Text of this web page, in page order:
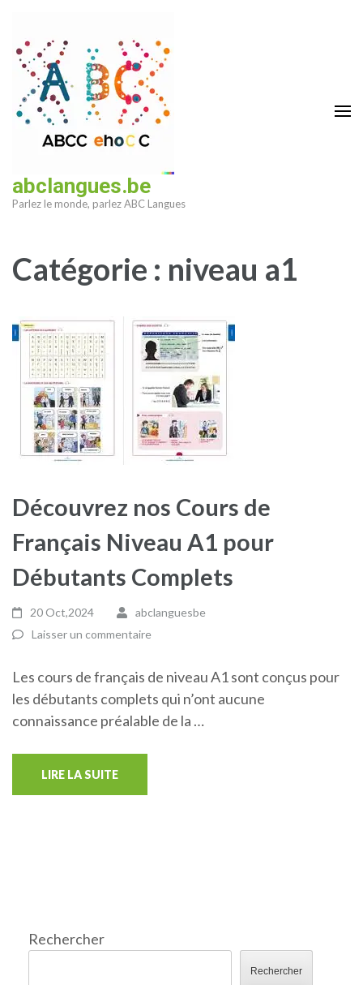
contenu
(Pressez
Entrée)
abclangues.be
Parlez le monde, parlez ABC Langues
Catégorie : niveau a1
Découvrez nos Cours de
Français Niveau A1 pour
Débutants Complets
20 Oct,2024
abclanguesbe
Laisser un commentaire
Les cours de français de niveau A1 sont conçus pour
les débutants complets qui n’ont aucune
connaissance préalable de la …
LIRE LA SUITE
Rechercher
Rechercher